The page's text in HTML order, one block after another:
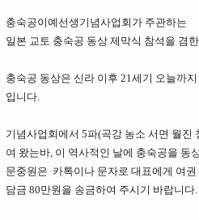
충숙공이예선생기념사업회가 주관하는
일본 교토 충숙공 동상 제막식 참석을 겸
충숙공 동상은 신라 이후 21세기 오늘까
입니다.
기념사업회에서 5파(곡강 농소 서면 월진
여 왔는바, 이 역사적인 날에 충숙공을 동
문중원은 카톡이나 문자로 대표에게 여
담금 80만원을 송금하여 주시기 바랍니다.